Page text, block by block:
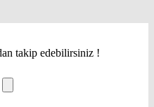
takip edebilirsiniz !